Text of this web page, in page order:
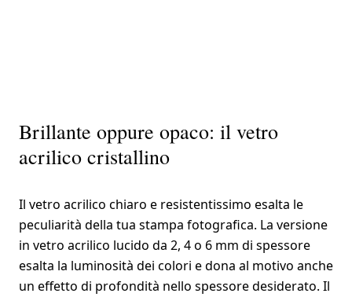
Brillante oppure opaco: il vetro
acrilico cristallino
Il vetro acrilico chiaro e resistentissimo esalta le
peculiarità della tua stampa fotografica. La versione
in vetro acrilico lucido da 2, 4 o 6 mm di spessore
esalta la luminosità dei colori e dona al motivo anche
un effetto di profondità nello spessore desiderato. Il